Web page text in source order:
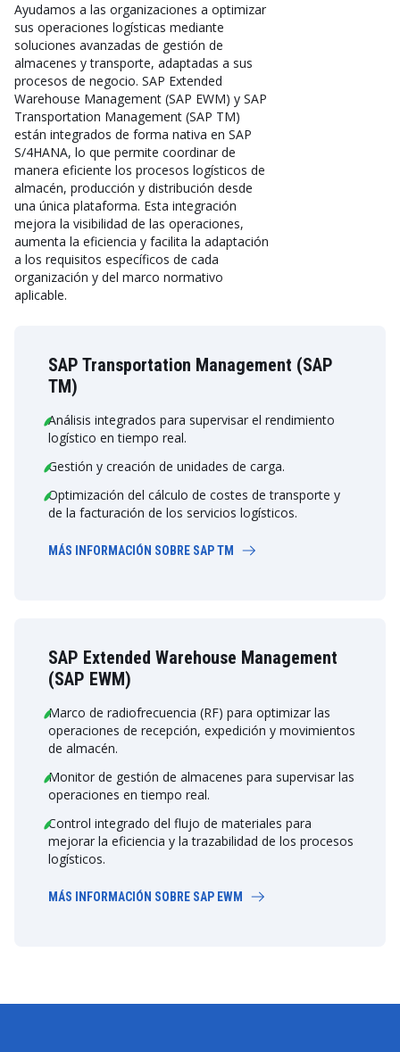
Ayudamos a las organizaciones a optimizar
sus operaciones logísticas mediante
soluciones avanzadas de gestión de
almacenes y transporte, adaptadas a sus
procesos de negocio. SAP Extended
Warehouse Management (SAP EWM) y SAP
Transportation Management (SAP TM)
están integrados de forma nativa en SAP
S/4HANA, lo que permite coordinar de
manera eficiente los procesos logísticos de
almacén, producción y distribución desde
una única plataforma. Esta integración
mejora la visibilidad de las operaciones,
aumenta la eficiencia y facilita la adaptación
a los requisitos específicos de cada
organización y del marco normativo
aplicable.
SAP Transportation Management (SAP
TM)
Análisis integrados para supervisar el rendimiento
logístico en tiempo real.
Gestión y creación de unidades de carga.
Optimización del cálculo de costes de transporte y
de la facturación de los servicios logísticos.
MÁS INFORMACIÓN SOBRE SAP TM
SAP Extended Warehouse Management
(SAP EWM)
Marco de radiofrecuencia (RF) para optimizar las
operaciones de recepción, expedición y movimientos
de almacén.
Monitor de gestión de almacenes para supervisar las
operaciones en tiempo real.
Control integrado del flujo de materiales para
mejorar la eficiencia y la trazabilidad de los procesos
logísticos.
MÁS INFORMACIÓN SOBRE SAP EWM